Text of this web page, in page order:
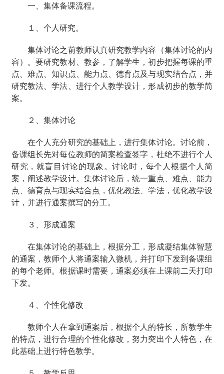
一、集体备课流程。
１、个人研究。
集体讨论之前教师认真研究教学内容（集体讨论的内
容）。要研究教材、教参，了解学生，初步把握每课的重
点、难点、知识点、能力点、德育点及与现实结合点，并
研究教法、学法、进行个人教学设计，形成初步的教学简
案。
２、集体讨论
在个人充分研究的基础上，进行集体讨论。讨论前，
备课组长先对每位教师的简案检查签字，杜绝不进行个人
研究，就盲目讨论的现象。讨论时，每个人根据个人简
案，阐述教学设计。集体讨论后，统一重点、难点、能力
点、德育点与现实结合点，优化教法、学法，优化教学设
计，并进行通案撰写的分工。
３、形成通案
在集体讨论的基础上，根据分工，形成凝结集体智慧
的通案，教师个人将通案输入微机，并打印下发到备课组
的每个老师。根据课时需要，通案必须在上课前二天打印
下发。
４、个性化修改
教师个人在拿到通案后，根据个人的特长，所教学生
的特点，进行合理的个性化修改，努力突出个人特色，在
此基础上进行特色教学。